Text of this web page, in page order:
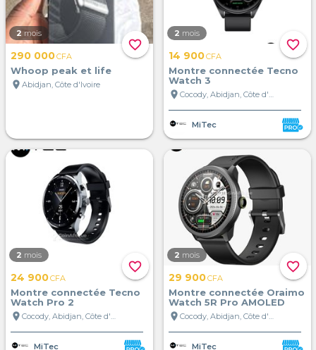
favorite_border
2 mois
290 000CFA
Whoop peak et life
location_on Abidjan, Côte d'Ivoire
favorite_border
2 mois
14 900CFA
Montre connectée Tecno
Watch 3
location_on
Cocody, Abidjan, Côte d'Ivoire
MiTec
favorite_border
2 mois
24 900CFA
Montre connectée Tecno
Watch Pro 2
location_on
Cocody, Abidjan, Côte d'Ivoire
MiTec
favorite_border
2 mois
29 900CFA
Montre connectée Oraimo
Watch 5R Pro AMOLED
location_on
Cocody, Abidjan, Côte d'Ivoire
MiTec